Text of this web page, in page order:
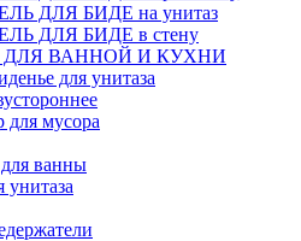
ДЛЯ БИДЕ на унитаз
ДЛЯ БИДЕ в стену
ДЛЯ ВАННОЙ И КУХНИ
для унитаза
для мусора
ванны